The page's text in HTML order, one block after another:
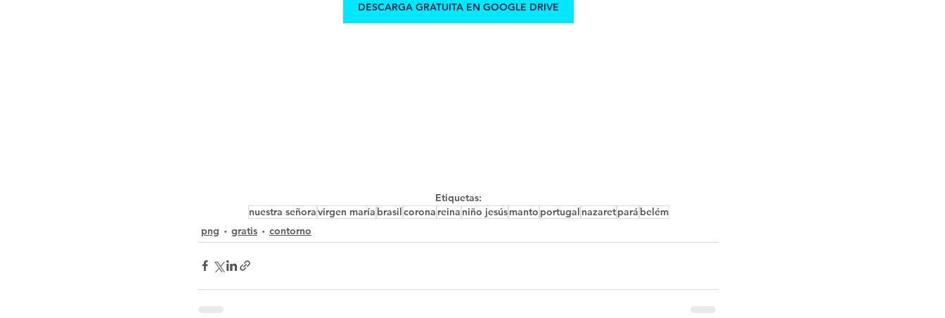
DESCARGA GRATUITA EN GOOGLE DRIVE
Etiquetas:
nuestra señoravirgen maría brasilcorona reina niño jesúsmanto portugal nazaretpará belém
png
gratis contorno